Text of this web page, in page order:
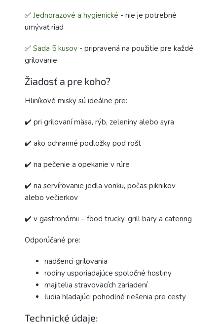
✅ Jednorazové a hygienické - nie je potrebné
umývať riad
✅ Sada 5 kusov - pripravená na použitie pre každé
grilovanie
Žiadosť a pre koho?
Hliníkové misky sú ideálne pre:
✔️ pri grilovaní mäsa, rýb, zeleniny alebo syra
✔️ ako ochranné podložky pod rošt
✔️ na pečenie a opekanie v rúre
✔️ na servírovanie jedla vonku, počas piknikov
alebo večierkov
✔️ v gastronómii – food trucky, grill bary a catering
Odporúčané pre:
nadšenci grilovania
rodiny usporiadajúce spoločné hostiny
majitelia stravovacích zariadení
ľudia hľadajúci pohodlné riešenia pre cesty
Technické údaje: